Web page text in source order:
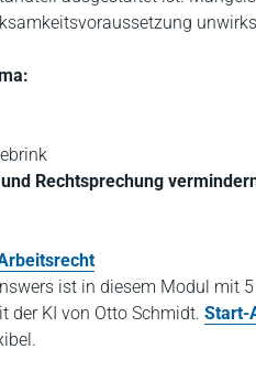
Rechtsprechung
ist in diesem Modul mit
der KI von Otto Schmidt. Start-